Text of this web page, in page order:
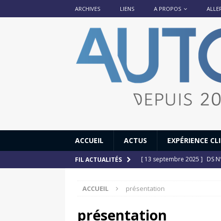
ARCHIVES LIENS A PROPOS
ACCUEIL ACTUS EXPÉRIENCE
FIL ACTUALITÉS [ 13 septembre 2025 ] DS
[ 6 juillet 2025 ]
[ 17 juin 2025 ]
ACCUEIL présentation
présentation